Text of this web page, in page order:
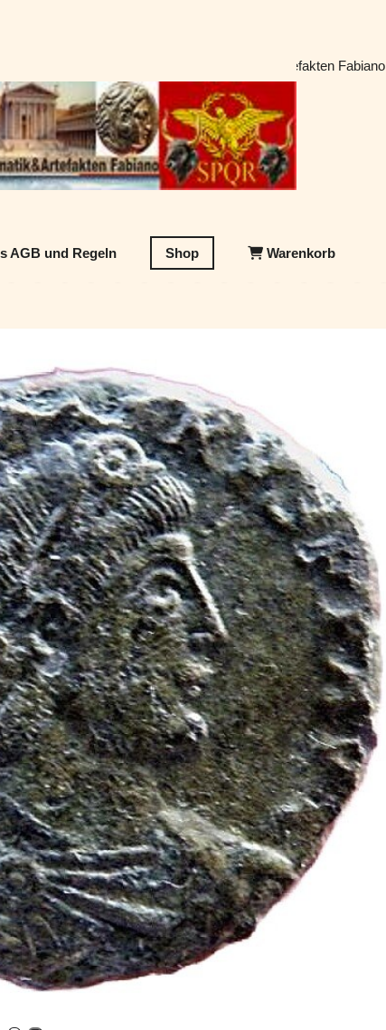
Classic Numismatik & Artefakten Fabiano
AGB und Regeln Shop Warenkorb